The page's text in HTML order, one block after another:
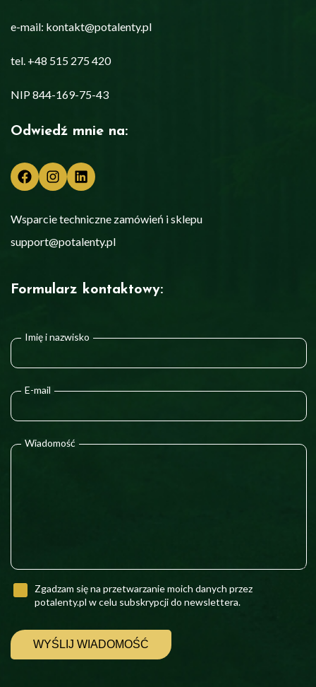
e-mail: kontakt@potalenty.pl
tel. +48 515 275 420
NIP 844-169-75-43
Odwiedź mnie na:
Instagram
Wsparcie techniczne zamówień i sklepu
support@potalenty.pl
Formularz kontaktowy:
Imię i nazwisko
E-mail
Wiadomość
Zgadzam się na przetwarzanie moich danych przez
potalenty.pl w celu subskrypcji do newslettera.